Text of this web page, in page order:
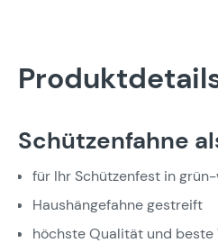
Schützenfahne
für Ihr Schützenfest in
Haushängefahne gestreift
höchste Qualität und